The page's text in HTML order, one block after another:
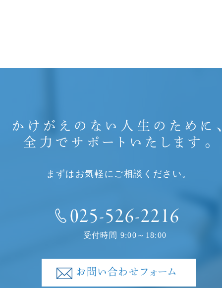
かけがえのない人生のために
全力でサポートいたします。
まずはお気軽にご相談ください。
025-526-2216
受付時間 9:00～18:00
お問い合わせフォーム